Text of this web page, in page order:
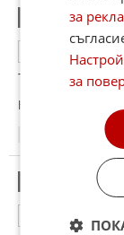
Иван
Този който ти е
Коментиран от
25.04.2026
РЕАЛИСТ
за
за